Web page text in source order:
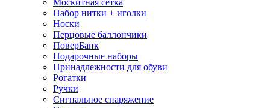
Москитная сетка
Набор нитки + иголки
Носки
Перцовые баллончики
ПоверБанк
Подарочные наборы
Принадлежности для обуви
Рогатки
Ручки
Сигнальное снаряжение